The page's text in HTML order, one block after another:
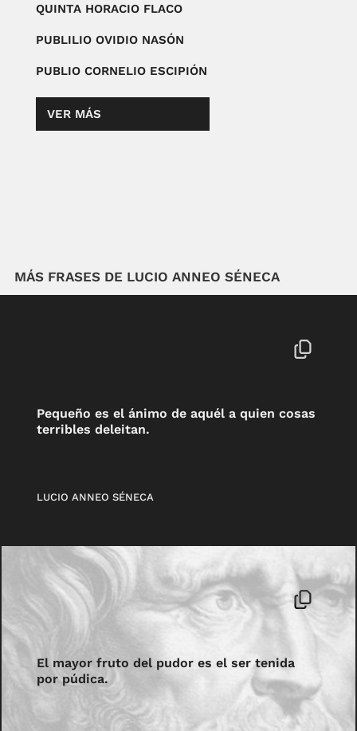
QUINTA HORACIO FLACO
PUBLILIO OVIDIO NASÓN
PUBLIO CORNELIO ESCIPIÓN
VER MÁS
MÁS FRASES DE LUCIO ANNEO SÉNECA
Pequeño es el ánimo de aquél a quien cosas
terribles deleitan.
LUCIO ANNEO SÉNECA
El mayor fruto del pudor es el ser tenida
por púdica.